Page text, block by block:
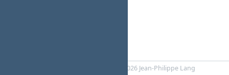
© 2006-2026 Jean-Philippe Lang